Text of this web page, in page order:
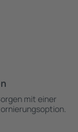
mit einer